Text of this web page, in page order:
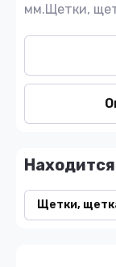
мм.Щетки,
Щетки,